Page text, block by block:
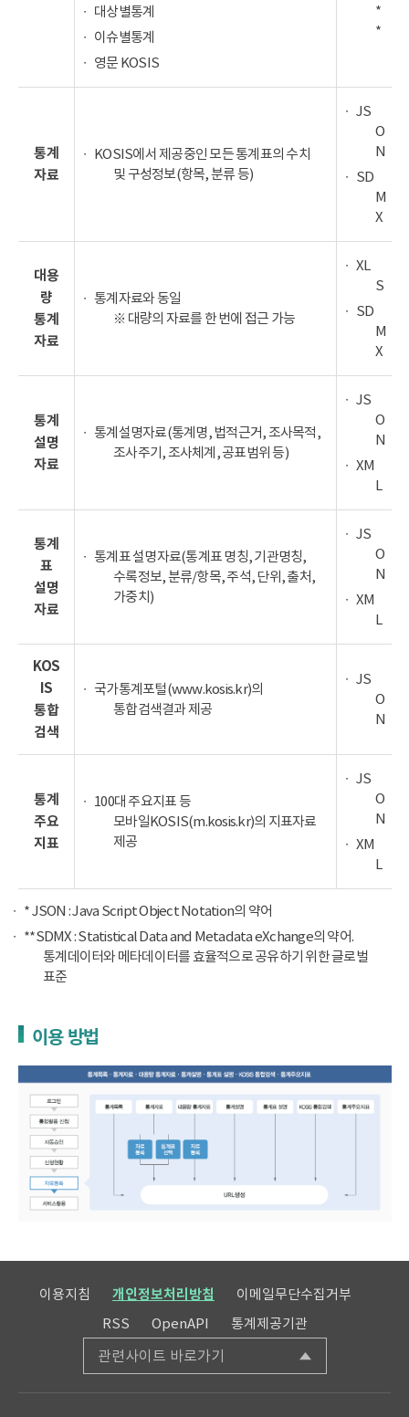
대상별통계
이슈별통계
영문 KOSIS
*
*
통계
자료
KOSIS에서 제공중인 모든 통계표의 수치
및 구성정보(항목, 분류 등)
JS
O
N
SD
M
X
대용
량
통계
자료
통계자료와 동일
※ 대량의 자료를 한 번에 접근 가능
XL
S
SD
M
X
통계
설명
자료
통계설명자료(통계명, 법적근거, 조사목적,
조사주기, 조사체계, 공표범위 등)
JS
O
N
XM
L
통계
표
설명
자료
통계표 설명자료(통계표 명칭, 기관명칭,
수록정보, 분류/항목, 주석, 단위, 출처,
가중치)
JS
O
N
XM
L
KOS
IS
통합
검색
국가통계포털(www.kosis.kr)의
통합검색결과 제공
JS
O
N
통계
주요
지표
100대 주요지표 등
모바일KOSIS(m.kosis.kr)의 지표자료
제공
JS
O
N
XM
L
* JSON : Java Script Object Notation의 약어
**SDMX : Statistical Data and Metadata eXchange의 약어.
통계데이터와 메타데이터를 효율적으로 공유하기 위한 글로벌
표준
이용 방법
이용지침 개인정보처리방침
이메일무단수집거부
RSS
OpenAPI 통계제공기관
관련사이트 바로가기